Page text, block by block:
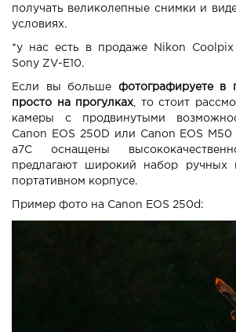
получать великолепные снимки и
условиях.
*у нас есть в продаже Nikon Coolpix
Sony ZV-E10.
Если вы больше фотографируете в
просто на прогулках , то стоит
камеры с продвинутыми
Canon EOS 250D или Canon EOS
a7C оснащены
предлагают широкий набор ручных
портативном корпусе.
Пример фото на Canon EOS 250d: